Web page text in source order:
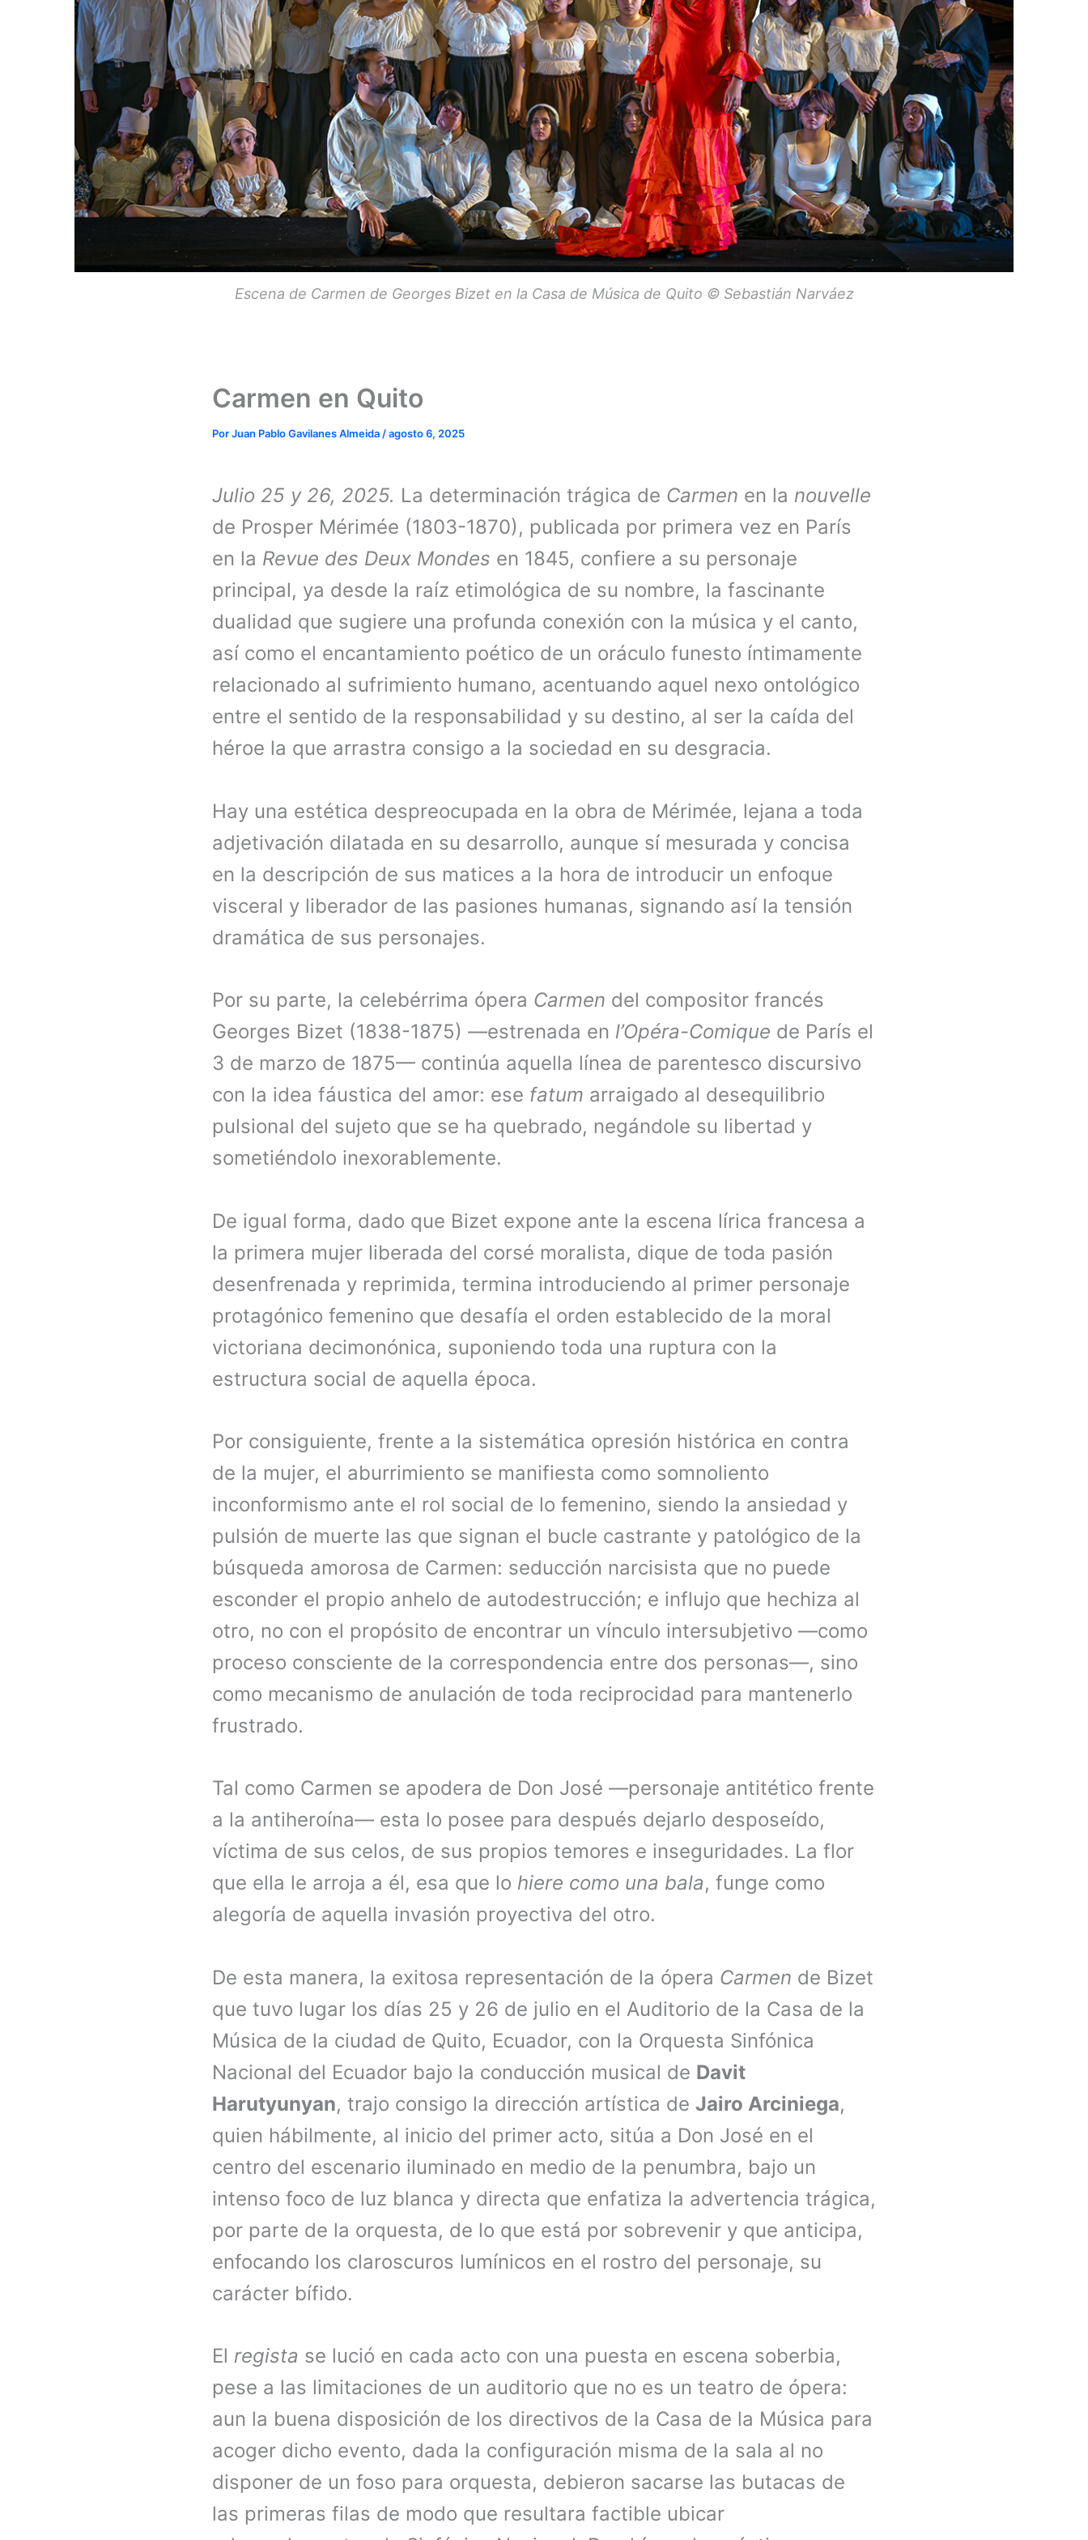
Escena de Carmen de Georges Bizet en la Casa de Música de Quito © Sebastián Narváez
Carmen en Quito
PorJuan Pablo Gavilanes Almeida/agosto 6, 2025
Julio 25 y 26, 2025. La determinación trágica de Carmen en la nouvelle
de Prosper Mérimée (1803-1870), publicada por primera vez en París
en la Revue des Deux Mondes en 1845, confiere a su personaje
principal, ya desde la raíz etimológica de su nombre, la fascinante
dualidad que sugiere una profunda conexión con la música y el canto,
así como el encantamiento poético de un oráculo funesto íntimamente
relacionado al sufrimiento humano, acentuando aquel nexo ontológico
entre el sentido de la responsabilidad y su destino, al ser la caída del
héroe la que arrastra consigo a la sociedad en su desgracia.
Hay una estética despreocupada en la obra de Mérimée, lejana a toda
adjetivación dilatada en su desarrollo, aunque sí mesurada y concisa
en la descripción de sus matices a la hora de introducir un enfoque
visceral y liberador de las pasiones humanas, signando así la tensión
dramática de sus personajes.
Por su parte, la celebérrima ópera Carmen del compositor francés
Georges Bizet (1838-1875) —estrenada en l’Opéra-Comique de París el
3 de marzo de 1875— continúa aquella línea de parentesco discursivo
con la idea fáustica del amor: ese fatum arraigado al desequilibrio
pulsional del sujeto que se ha quebrado, negándole su libertad y
sometiéndolo inexorablemente.
De igual forma, dado que Bizet expone ante la escena lírica francesa a
la primera mujer liberada del corsé moralista, dique de toda pasión
desenfrenada y reprimida, termina introduciendo al primer personaje
protagónico femenino que desafía el orden establecido de la moral
victoriana decimonónica, suponiendo toda una ruptura con la
estructura social de aquella época.
Por consiguiente, frente a la sistemática opresión histórica en contra
de la mujer, el aburrimiento se manifiesta como somnoliento
inconformismo ante el rol social de lo femenino, siendo la ansiedad y
pulsión de muerte las que signan el bucle castrante y patológico de la
búsqueda amorosa de Carmen: seducción narcisista que no puede
esconder el propio anhelo de autodestrucción; e influjo que hechiza al
otro, no con el propósito de encontrar un vínculo intersubjetivo —como
proceso consciente de la correspondencia entre dos personas—, sino
como mecanismo de anulación de toda reciprocidad para mantenerlo
frustrado.
Tal como Carmen se apodera de Don José —personaje antitético frente
a la antiheroína— esta lo posee para después dejarlo desposeído,
víctima de sus celos, de sus propios temores e inseguridades. La flor
que ella le arroja a él, esa que lo hiere como una bala, funge como
alegoría de aquella invasión proyectiva del otro.
De esta manera, la exitosa representación de la ópera Carmen de Bizet
que tuvo lugar los días 25 y 26 de julio en el Auditorio de la Casa de la
Música de la ciudad de Quito, Ecuador, con la Orquesta Sinfónica
Nacional del Ecuador bajo la conducción musical de Davit
Harutyunyan, trajo consigo la dirección artística de Jairo Arciniega,
quien hábilmente, al inicio del primer acto, sitúa a Don José en el
centro del escenario iluminado en medio de la penumbra, bajo un
intenso foco de luz blanca y directa que enfatiza la advertencia trágica,
por parte de la orquesta, de lo que está por sobrevenir y que anticipa,
enfocando los claroscuros lumínicos en el rostro del personaje, su
carácter bífido.
El regista se lució en cada acto con una puesta en escena soberbia,
pese a las limitaciones de un auditorio que no es un teatro de ópera:
aun la buena disposición de los directivos de la Casa de la Música para
acoger dicho evento, dada la configuración misma de la sala al no
disponer de un foso para orquesta, debieron sacarse las butacas de
las primeras filas de modo que resultara factible ubicar